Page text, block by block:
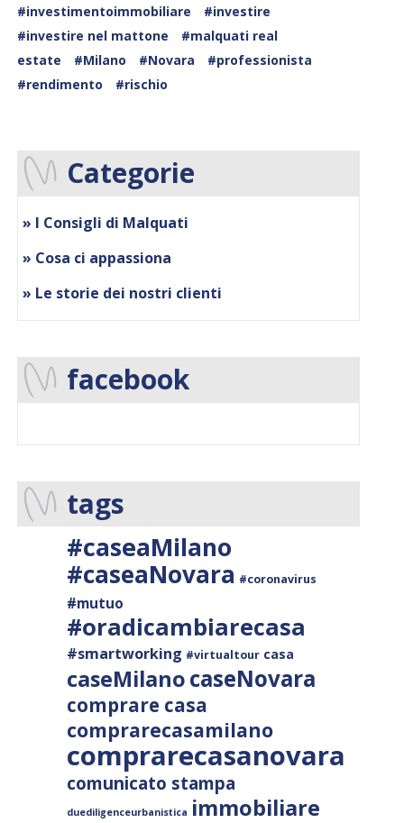
#investimentoimmobiliare
#investire
#investire nel mattone
#malquati real
estate
#Milano #Novara
#professionista
#rendimento
#rischio
Categorie
» I Consigli di Malquati
» Cosa ci appassiona
» Le storie dei nostri clienti
facebook
tags
#caseaMilano
#caseaNovara #coronavirus
#mutuo
#oradicambiarecasa
#smartworking #virtualtour casa
caseMilanocaseNovara
comprare casa
comprarecasamilano
comprarecasanovara
comunicato stampa
duediligenceurbanistica immobiliare